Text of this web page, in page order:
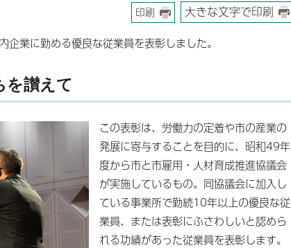
印刷 大きな文字で印刷
業に勤める優良な従業員を表彰しました。
を讃えて
この表彰は、労働力の定着や市の産業の
発展に寄与することを目的に、昭和49年
度から市と市雇用・人材育成推進協議会
が実施しているもの。同協議会に加入し
ている事業所で勤続10年以上の優良な従
業員、または表彰にふさわしいと認めら
れる功績があった従業員を表彰します。